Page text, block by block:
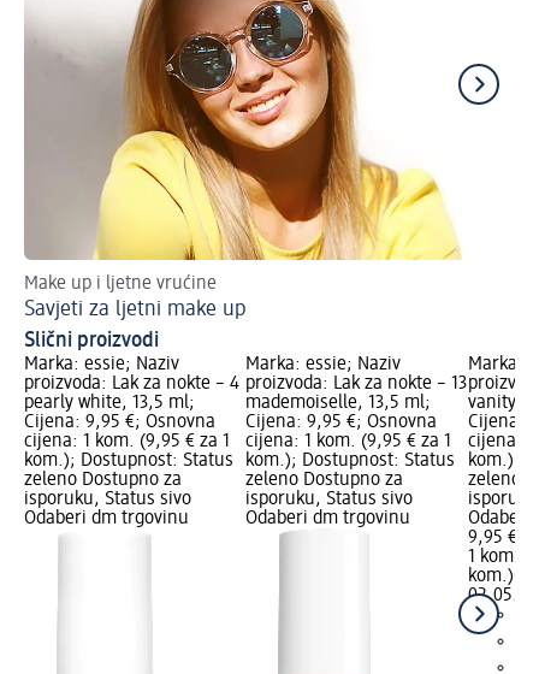
Make up i ljetne vrućine
Savjeti za ljetni make up
Slični proizvodi
Marka: essie; Naziv
proizvoda: Lak za nokte – 4
pearly white, 13,5 ml;
Cijena: 9,95 €; Osnovna
cijena: 1 kom. (9,95 € za 1
kom.); Dostupnost: Status
zeleno Dostupno za
isporuku, Status sivo
Odaberi dm trgovinu
Marka: essie; Naziv
proizvoda: Lak za nokte – 13
mademoiselle, 13,5 ml;
Cijena: 9,95 €; Osnovna
cijena: 1 kom. (9,95 € za 1
kom.); Dostupnost: Status
zeleno Dostupno za
isporuku, Status sivo
Odaberi dm trgovinu
Marka:
vanity
Cijena:
cijena: 1
kom.);
zeleno
Odaberi
9,95 €
1 kom.
kom.)